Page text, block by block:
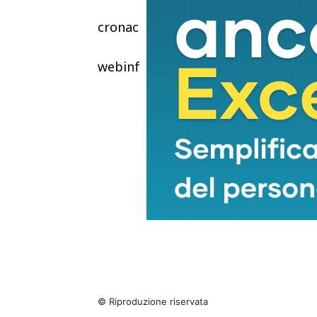
cronaca
webinfo@adnkronos.com (Web
© Riproduzione riservata